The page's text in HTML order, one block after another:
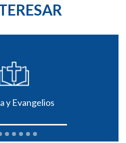
y Evangelios